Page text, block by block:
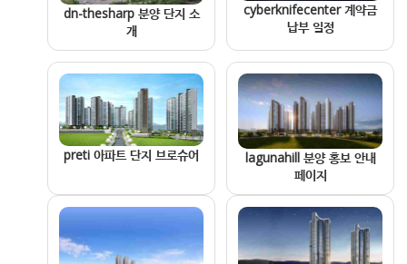
dn-thesharp 분양 단지 소
개
cyberknifecenter 계약금
납부 일정
preti 아파트 단지 브로슈어
lagunahill 분양 홍보 안내
페이지